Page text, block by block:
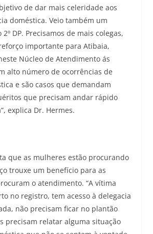
de dar mais celeridade aos
doméstica. Veio também um
DP. Precisamos de mais colegas,
importante para Atibaia,
Núcleo de Atendimento ás
alto número de ocorrências de
e são casos que demandam
que precisam andar rápido
explica Dr. Hermes.
que as mulheres estão procurando
trouxe um benefício para as
o atendimento. “A vítima
no registro, tem acesso à delegacia
não precisam ficar no plantão
precisam relatar alguma situação